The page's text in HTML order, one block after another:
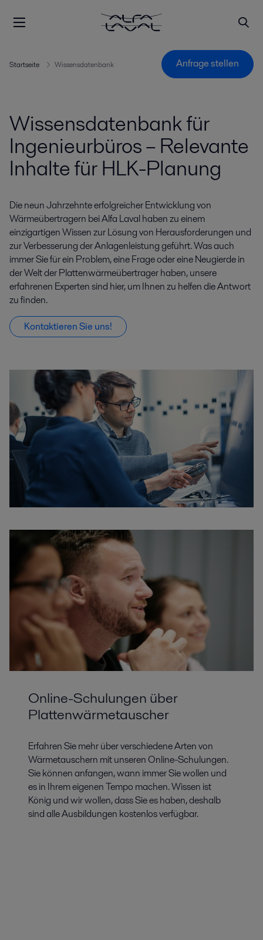
Startseite Wissensdatenbank Anfrage stellen
Wissensdatenbank für
Ingenieurbüros – Relevante
Inhalte für HLK-Planung
Die neun Jahrzehnte erfolgreicher Entwicklung von
Wärmeübertragern bei Alfa Laval haben zu einem
einzigartigen Wissen zur Lösung von Herausforderungen und
zur Verbesserung der Anlagenleistung geführt. Was auch
immer Sie für ein Problem, eine Frage oder eine Neugierde in
der Welt der Plattenwärmeübertrager haben, unsere
erfahrenen Experten sind hier, um Ihnen zu helfen die Antwort
zu finden.
Kontaktieren Sie uns!
Online-Schulungen über
Plattenwärmetauscher
Erfahren Sie mehr über verschiedene Arten von
Wärmetauschern mit unseren Online-Schulungen.
Sie können anfangen, wann immer Sie wollen und
es in Ihrem eigenen Tempo machen. Wissen ist
König und wir wollen, dass Sie es haben, deshalb
sind alle Ausbildungen kostenlos verfügbar.